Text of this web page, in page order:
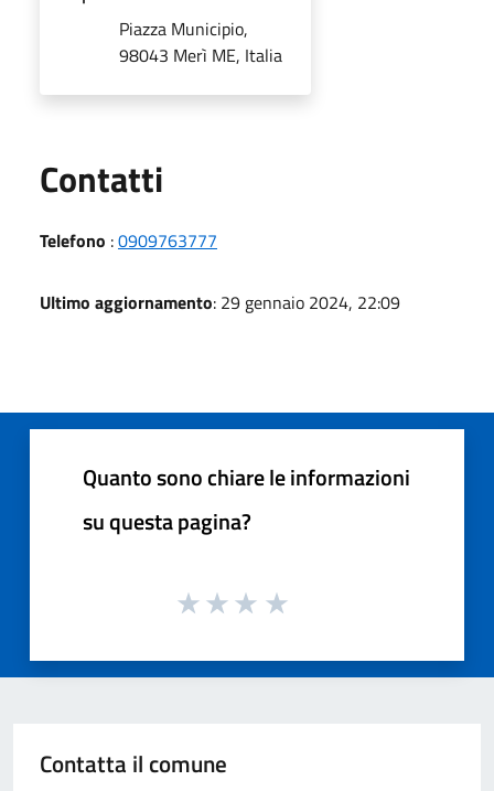
Piazza Municipio,
98043 Merì ME, Italia
Contatti
Telefono :0909763777
Ultimo aggiornamento: 29 gennaio 2024, 22:09
Quanto sono chiare le informazioni
su questa pagina?
Contatta il comune